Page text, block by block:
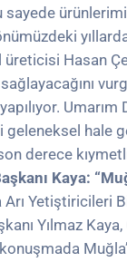
üreticisi Hasan
Umarım
geleneksel hale
son derece
Kaya:
Arı Yetiştiricileri
Yılmaz